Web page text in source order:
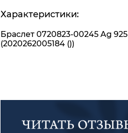
Характеристики:
Браслет 0720823-00245 Ag 925
(2020262005184 ())